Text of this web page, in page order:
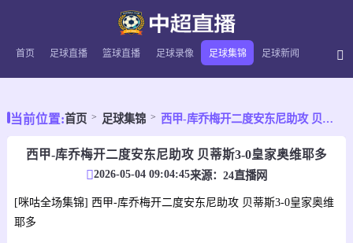
首页 足球直播 篮球直播 足球录像 足球集锦 足球新闻
当前位置:首页 足球集锦 西甲-库乔梅开二度安东尼助攻 贝蒂斯3-0皇家奥维耶多
西甲-库乔梅开二度安东尼助攻 贝蒂斯3-0皇家奥维耶多
2026-05-04 09:04:45来源： 24直播网
[咪咕全场集锦] 西甲-库乔梅开二度安东尼助攻 贝蒂斯3-0皇家奥维
耶多